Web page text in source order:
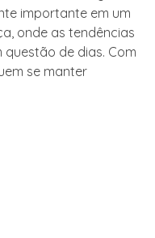
importante em um
onde as tendências
de dias. Com
se manter